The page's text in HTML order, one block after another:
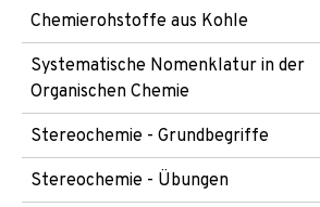
Chemierohstoffe aus Kohle
Systematische Nomenklatur in der
Organischen Chemie
Stereochemie - Grundbegriffe
Stereochemie - Übungen